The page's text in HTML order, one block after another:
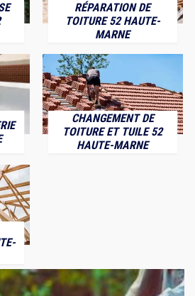
RÉPARATION DE
TOITURE 52 HAUTE-
MARNE
CHANGEMENT DE
TOITURE ET TUILE 52
HAUTE-MARNE